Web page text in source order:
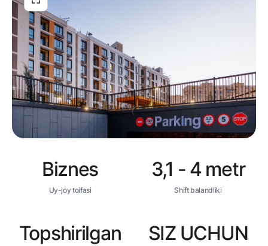
Biznes
Uy-joy toifasi
3,1 - 4 metr
Shift balandliki
Topshirilgan SIZ UCHUN